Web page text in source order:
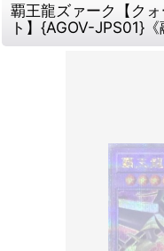
覇王龍ズァーク【ク
ト】{AGOV-JPS01}《